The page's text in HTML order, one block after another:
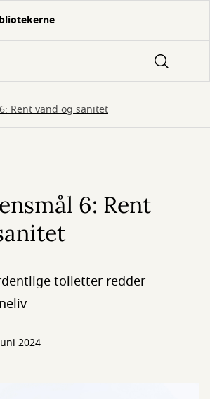
Rent vand og sanitet
6: Rent
toiletter redder
2024